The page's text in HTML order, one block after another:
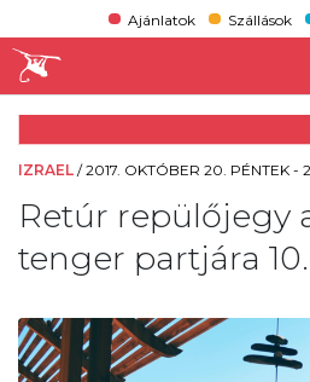
Ajánlatok Szállások
IZRAEL /2017. OKTÓBER 20. PÉNTEK -
Retúr repülőjegy
tenger partjára